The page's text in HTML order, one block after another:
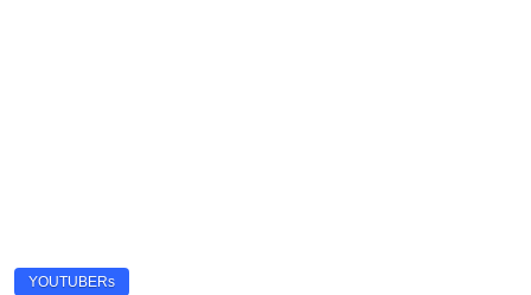
YOUTUBERs